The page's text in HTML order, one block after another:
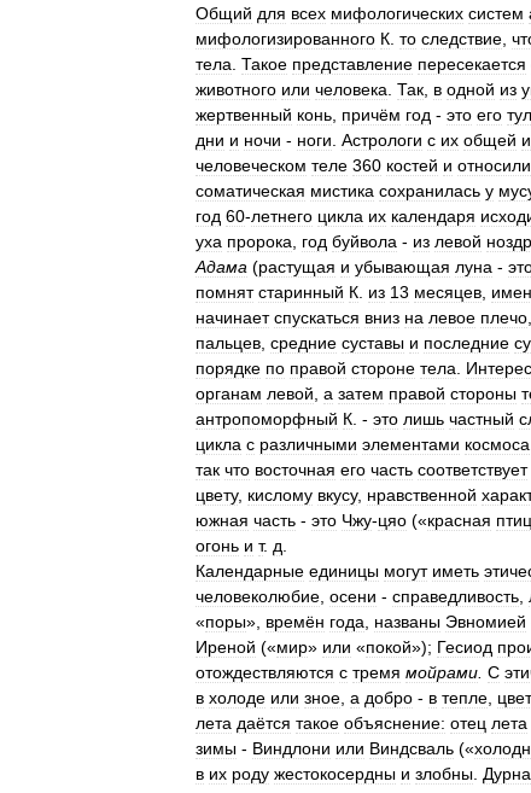
Общий для всех мифологических систем
мифологизированного К то следствие
тела Такое представление пересекается
животного или человека Так в одной из
жертвенный конь причём год - это его
дни и ночи - ноги Астрологи с их общей
человеческом теле 360 костей и относили
соматическая мистика сохранилась у
год 60-летнего цикла их календаря
уха пророка год буйвола - из левой
Адама (растущая и убывающая луна -
помнят старинный К из 13 месяцев
начинает спускаться вниз на левое плечо
пальцев средние суставы и последние
порядке по правой стороне тела
органам левой а затем правой стороны
антропоморфный К . - это лишь частный
цикла с различными элементами космоса
так что восточная его часть соответствует
цвету, кислому вкусу, нравственной
южная часть - это Чжу-цяо («красная
огонь и т. д
Календарные единицы могут иметь
человеколюбие осени - справедливость
«поры», времён года названы Эвномией
Иреной («мир» или «покой»); Гесиод
отождествляются с тремя мойрами С
в холоде или зное а добро - в тепле
лета даётся такое объяснение: отец лета
зимы - Виндлони или Виндсваль («
в их роду жестокосердны и злобны